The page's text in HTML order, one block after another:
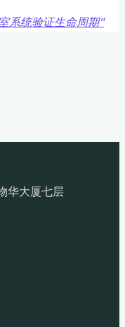
系统验证生命周期"
华大厦七层